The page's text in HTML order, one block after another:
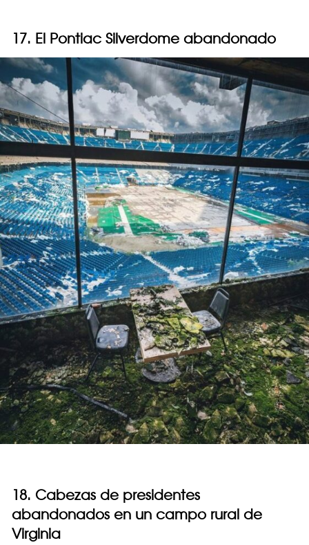
17. El Pontiac Silverdome abandonado
18. Cabezas de presidentes
abandonados en un campo rural de
Virginia